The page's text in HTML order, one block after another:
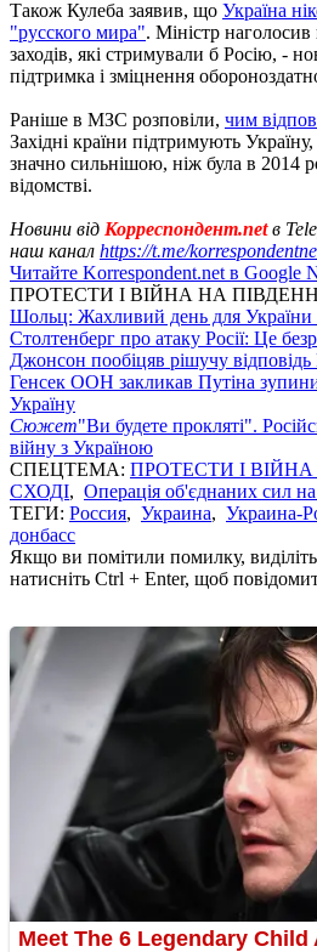
Також Кулеба заявив, що Україна
"русского мира". Міністр наголосив
заходів, які стримували б Росію, -
підтримка і зміцнення
Раніше в МЗС розповіли, чим
Західні країни підтримують Україну,
значно сильнішою, ніж була в 2014
відомстві.
Новини від Корреспондент.netв
наш канал https://t.me/
Читайте Korrespondent.net в Google
ПРОТЕСТИ І ВІЙНА НА
Шольц: Жахливий день для України
Столтенберг про атаку Росії: Це
Джонсон пообіцяв рішучу
Генсек ООН закликав Путіна
Україну
Сюжет"Ви будете прокляті".
війну з Україною
СПЕЦТЕМА: ПРОТЕСТИ І
СХОДІ, Операція об'єднаних сил
ТЕГИ: Россия, Украина, Украина-
донбасс
Якщо ви помітили помилку, виділіть
натисніть Ctrl + Enter, щоб